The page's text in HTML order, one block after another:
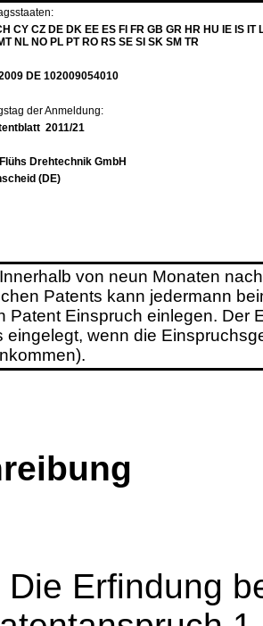
CY CZ DE DK EE ES FI FR GB GR HR HU IE IS IT
NL NO PL PT RO RS SE SI SK SM TR
DE 102009054010
der Anmeldung:
2011/21
Flühs Drehtechnik GmbH
(DE)
von neun Monaten
Patents kann jedermann
Patent Einspruch einlegen. Der
eingelegt, wenn die
Die Erfindung